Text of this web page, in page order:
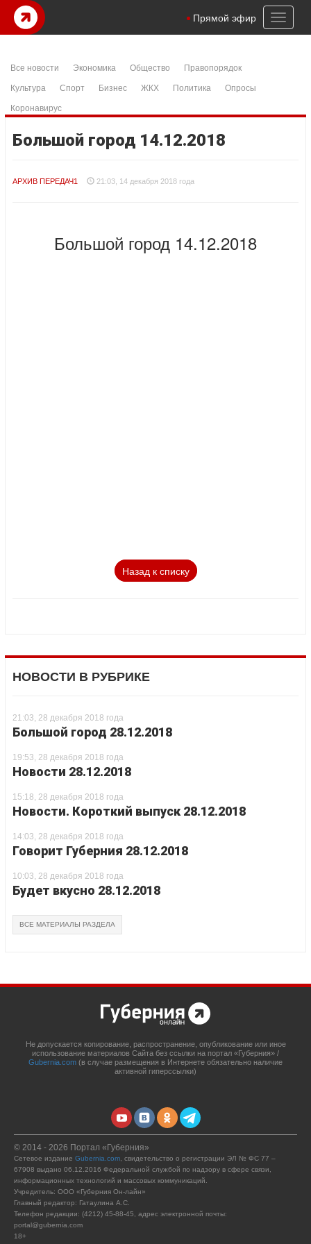
Toggle
Прямой эфир
Все новости Экономика Общество
Правопорядок
Культура
Спорт Бизнес ЖКХ Политика
Опросы
Коронавирус
Большой город 14.12.2018
АРХИВ ПЕРЕДАЧ1 21:03, 14 декабря 2018 года
Большой город 14.12.2018
Назад к списку
НОВОСТИ В РУБРИКЕ
21:03, 28 декабря 2018 года
Большой город 28.12.2018
19:53, 28 декабря 2018 года
Новости 28.12.2018
15:18, 28 декабря 2018 года
Новости. Короткий выпуск 28.12.2018
14:03, 28 декабря 2018 года
Говорит Губерния 28.12.2018
10:03, 28 декабря 2018 года
Будет вкусно 28.12.2018
ВСЕ МАТЕРИАЛЫ РАЗДЕЛА
Не допускается копирование, распространение, опубликование или иное
использование материалов Сайта без ссылки на портал «Губерния» /
Gubernia.com (в случае размещения в Интернете обязательно наличие
активной гиперссылки)
© 2014 - 2026 Портал «Губерния»
Сетевое издание Gubernia.com , свидетельство о регистрации ЭЛ № ФС 77 –
67908 выдано 06.12.2016 Федеральной службой по надзору в сфере связи,
информационных технологий и массовых коммуникаций.
Учредитель: ООО «Губерния Он-лайн»
Главный редактор: Гатаулина А.С.
Телефон редакции: (4212) 45-88-45, адрес электронной почты:
portal@gubernia.com
18+